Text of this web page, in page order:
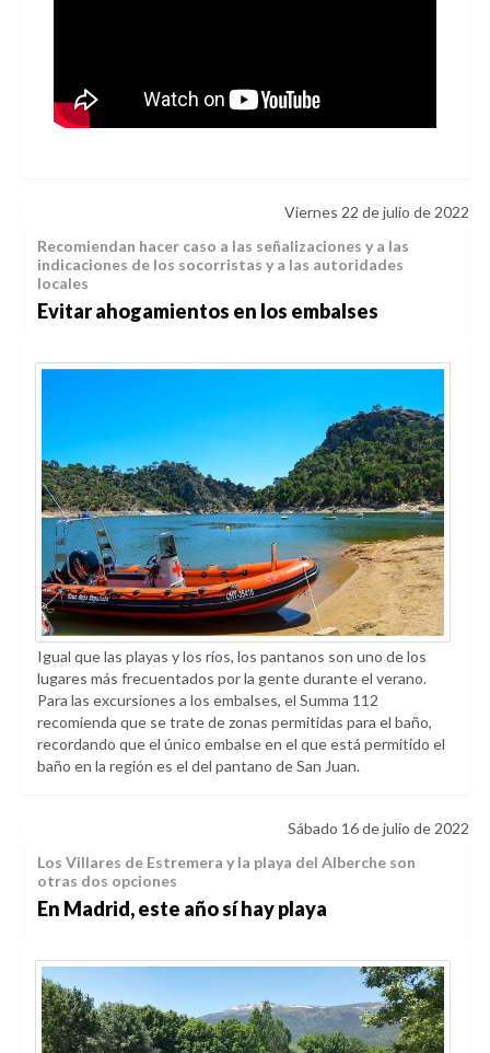
Viernes 22 de julio de 2022
Recomiendan hacer caso a las señalizaciones y a las
indicaciones de los socorristas y a las autoridades
locales
Evitar ahogamientos en los embalses
Igual que las playas y los ríos, los pantanos son uno de los
lugares más frecuentados por la gente durante el verano.
Para las excursiones a los embalses, el Summa 112
recomienda que se trate de zonas permitidas para el baño,
recordando que el único embalse en el que está permitido el
baño en la región es el del pantano de San Juan.
Sábado 16 de julio de 2022
Los Villares de Estremera y la playa del Alberche son
otras dos opciones
En Madrid, este año sí hay playa